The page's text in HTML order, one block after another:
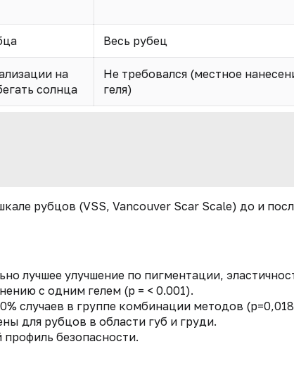
Весь рубец
на
солнца
Не требовался (местное
геля)
рубцов (VSS, Vancouver Scar Scale) до и
лучшее улучшение по пигментации,
с одним гелем (p = < 0.001).
случаев в группе комбинации методов
для рубцов в области губ и груди.
безопасности.